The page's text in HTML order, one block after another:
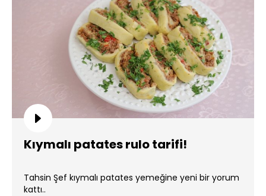
Kıymalı patates rulo tarifi!
Tahsin Şef kıymalı patates yemeğine yeni bir yorum
kattı..